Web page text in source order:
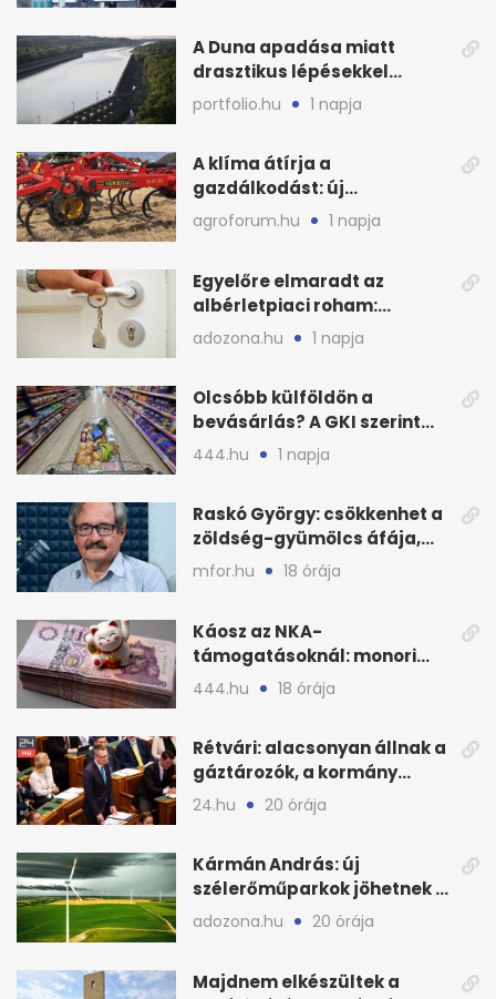
A Duna apadása miatt
drasztikus lépésekkel
védenék a cernavodăi
atomerőművet
portfolio.hu 1 napja
A klíma átírja a
gazdálkodást: új
megoldásokat keres a
mezőgazdaság
agroforum.hu 1 napja
Egyelőre elmaradt az
albérletpiaci roham:
ennyibe kerülnek a kiadó
adozona.hu 1 napja
Olcsóbb külföldön a
bevásárlás? A GKI szerint
zárkózott a magyar árszint
444.hu 1 napja
Raskó György: csökkenhet a
zöldség-gyümölcs áfája,
bajban a kukorica
mfor.hu 18 órája
Káosz az NKA-
támogatásoknál: monori
civilek elszámolásai és
444.hu 18 órája
Rétvári: alacsonyan állnak a
gáztározók, a kormány
válságról válságra jut
24.hu 20 órája
Kármán András: új
szélerőműparkok jöhetnek a
kormányülés döntése
adozona.hu 20 órája
Majdnem elkészültek a